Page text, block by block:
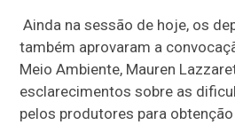
Ainda na sessão de hoje, os
também aprovaram a
Meio Ambiente, Mauren
esclarecimentos sobre as
pelos produtores para obtenção